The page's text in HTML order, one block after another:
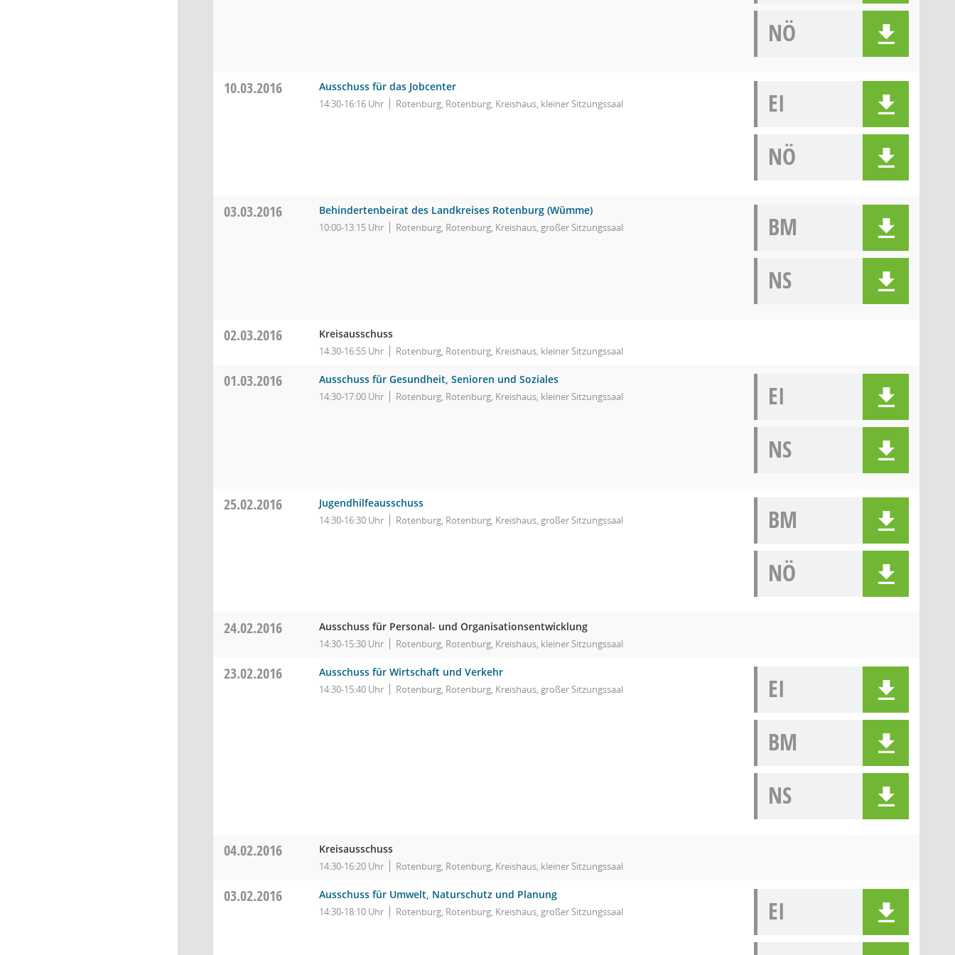
NÖ
10.03.2016 Ausschuss für das Jobcenter
14:30-16:16 Uhr Rotenburg, Rotenburg, Kreishaus, kleiner Sitzungssaal
EI
NÖ
03.03.2016 Behindertenbeirat des Landkreises Rotenburg (Wümme)
10:00-13:15 Uhr Rotenburg, Rotenburg, Kreishaus, großer Sitzungssaal
BM
NS
02.03.2016 Kreisausschuss
14:30-16:55 Uhr Rotenburg, Rotenburg, Kreishaus, kleiner Sitzungssaal
01.03.2016 Ausschuss für Gesundheit, Senioren und Soziales
14:30-17:00 Uhr Rotenburg, Rotenburg, Kreishaus, kleiner Sitzungssaal
EI
NS
25.02.2016 Jugendhilfeausschuss
14:30-16:30 Uhr Rotenburg, Rotenburg, Kreishaus, großer Sitzungssaal
BM
NÖ
24.02.2016 Ausschuss für Personal- und Organisationsentwicklung
14:30-15:30 Uhr Rotenburg, Rotenburg, Kreishaus, kleiner Sitzungssaal
23.02.2016 Ausschuss für Wirtschaft und Verkehr
14:30-15:40 Uhr Rotenburg, Rotenburg, Kreishaus, großer Sitzungssaal
EI
BM
NS
04.02.2016 Kreisausschuss
14:30-16:20 Uhr Rotenburg, Rotenburg, Kreishaus, kleiner Sitzungssaal
03.02.2016 Ausschuss für Umwelt, Naturschutz und Planung
14:30-18:10 Uhr Rotenburg, Rotenburg, Kreishaus, großer Sitzungssaal
EI